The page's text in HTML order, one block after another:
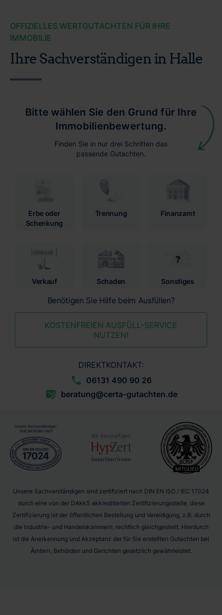
OFFIZIELLES WERTGUTACHTEN FÜR IHRE
IMMOBILIE
Ihre Sachverständigen in Halle
Bitte wählen Sie den Grund für Ihre
Immobilienbewertung.
Finden Sie in nur drei Schritten das
passende Gutachten.
Erbe oder
Schenkung
Trennung Finanzamt
Verkauf Schaden Sonstiges
Benötigen Sie Hilfe beim Ausfüllen?
KOSTENFREIEN AUSFÜLL-SERVICE
NUTZEN!
DIREKTKONTAKT:
06131 490 90 26
beratung@certa-gutachten.de
Unsere Sachverständigen sind zertifiziert nach DIN EN ISO / IEC 17024
durch eine von der DAkkS akkreditierten Zertifizierungsstelle, diese
Zertifizierung ist der öffentlichen Bestellung und Vereidigung, z.B. durch
die Industrie- und Handelskammern, rechtlich gleichgestellt. Hierdurch
ist die Anerkennung und Akzeptanz der für Sie erstellten Gutachten bei
Ämtern, Behörden und Gerichten gesetzlich gewährleistet.